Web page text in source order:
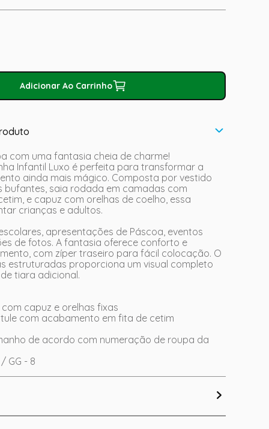
Adicionar Ao Carrinho
com uma fantasia cheia de charme!
Infantil Luxo é perfeita para transformar a
ainda mais mágico. Composta por vestido
bufantes, saia rodada em camadas com
e capuz com orelhas de coelho, essa
crianças e adultos.
apresentações de Páscoa, eventos
de fotos. A fantasia oferece conforto e
com zíper traseiro para fácil colocação. O
estruturadas proporciona um visual completo
tiara adicional.
com capuz e orelhas fixas
com acabamento em fita de cetim
de acordo com numeração de roupa da
GG - 8